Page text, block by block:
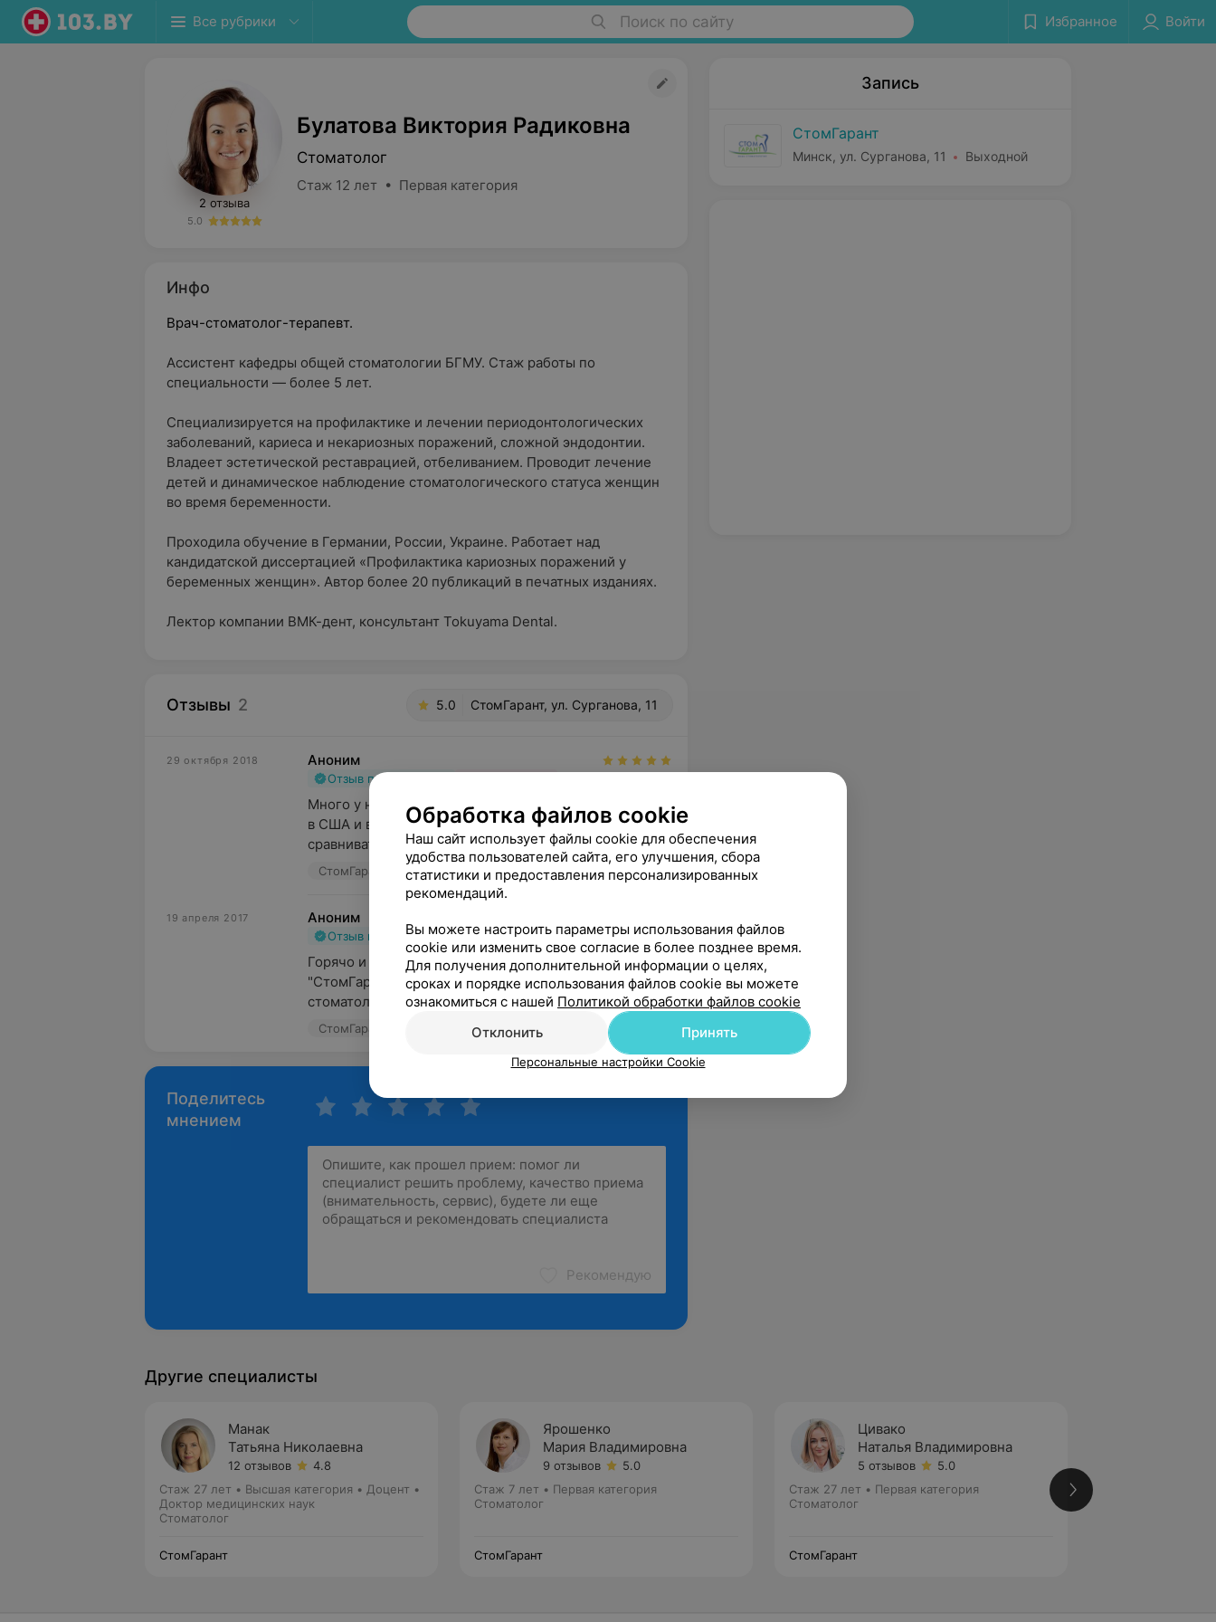
Все рубрики Поиск по сайту Избранное Войти
2 отзыва
5.0
Булатова Виктория Радиковна
Стоматолог
Стаж 12 лет • Первая категория
Инфо
Врач-стоматолог-терапевт.
Ассистент кафедры общей стоматологии БГМУ. Стаж работы по
специальности — более 5 лет.
Специализируется на профилактике и лечении периодонтологических
заболеваний, кариеса и некариозных поражений, сложной эндодонтии.
Владеет эстетической реставрацией, отбеливанием. Проводит лечение
детей и динамическое наблюдение стоматологического статуса женщин
во время беременности.
Проходила обучение в Германии, России, Украине. Работает над
кандидатской диссертацией «Профилактика кариозных поражений у
беременных женщин». Автор более 20 публикаций в печатных изданиях.
Лектор компании ВМК-дент, консультант Tokuyama Dental.
Отзывы 2 5.0 СтомГарант, ул. Сурганова, 11
29 октября 2018 Аноним
Отзыв подтвержден
Много у нашей семьи было семейных стоматологов, и
в США и в Европе приходилось лечить зубы, вообщем
сравнивать есть с че...
СтомГарант, ул. Сурганова, 11
19 апреля 2017 Аноним
Отзыв подтвержден Рекомендую
Горячо и убедительно рекомендую клинику
"СтомГарант". Это тот самый случай, когда поход к
стоматологу наконец-то станови...
СтомГарант, ул. Сурганова, 11
Поделитесь
мнением
Рекомендую
Запись
СтомГарант
Минск, ул. Сурганова, 11 Выходной
Другие специалисты
Манак
Татьяна Николаевна
12 отзывов
4.8
Стаж 27 лет • Высшая категория • Доцент •
Доктор медицинских наук
Стоматолог
СтомГарант
Ярошенко
Мария Владимировна
9 отзывов
5.0
Стаж 7 лет • Первая категория
Стоматолог
СтомГарант
Цивако
Наталья Владимировна
5 отзывов
5.0
Стаж 27 лет • Первая категория
Стоматолог
СтомГарант
Обработка файлов cookie
Наш сайт использует файлы cookie для обеспечения
удобства пользователей сайта, его улучшения, сбора
статистики и предоставления персонализированных
рекомендаций.
Вы можете настроить параметры использования файлов
cookie или изменить свое согласие в более позднее время.
Для получения дополнительной информации о целях,
сроках и порядке использования файлов cookie вы можете
ознакомиться с нашей Политикой обработки файлов cookie
Отклонить
Принять
Персональные настройки Cookie